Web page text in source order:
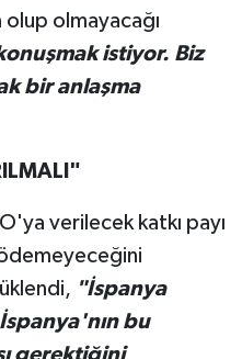
olmayacağı
istiyor. Biz
bir anlaşma
verilecek katkı payı
"İspanya
bu
gerektiğini